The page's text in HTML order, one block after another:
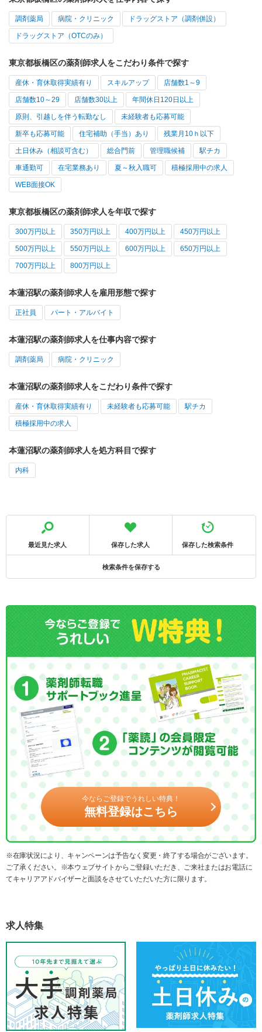
調剤薬局 病院・クリニック ドラッグストア（調剤併設）
ドラッグストア（OTCのみ）
東京都板橋区の薬剤師求人をこだわり条件で探す
産休・育休取得実績有り スキルアップ 店舗数1～9
店舗数10～29 店舗数30以上 年間休日120日以上
原則、引越しを伴う転勤なし 未経験者も応募可能
新卒も応募可能 住宅補助（手当）あり 残業月10ｈ以下
土日休み（相談可含む） 総合門前 管理職候補 駅チカ
車通勤可 在宅業務あり 夏～秋入職可 積極採用中の求人
WEB面接OK
東京都板橋区の薬剤師求人を年収で探す
300万円以上 350万円以上 400万円以上 450万円以上
500万円以上 550万円以上 600万円以上 650万円以上
700万円以上 800万円以上
本蓮沼駅の薬剤師求人を雇用形態で探す
正社員 パート・アルバイト
本蓮沼駅の薬剤師求人を仕事内容で探す
調剤薬局 病院・クリニック
本蓮沼駅の薬剤師求人をこだわり条件で探す
産休・育休取得実績有り 未経験者も応募可能 駅チカ
積極採用中の求人
本蓮沼駅の薬剤師求人を処方科目で探す
内科
最近見た求人 保存した求人 保存した検索条件
検索条件を保存する
今ならご登録でうれしい特典！
無料登録はこちら
※在庫状況により、キャンペーンは予告なく変更・終了する場合がございます。
ご了承ください。※本ウェブサイトからご登録いただき、ご来社またはお電話に
てキャリアアドバイザーと面談をさせていただいた方に限ります。
求人特集